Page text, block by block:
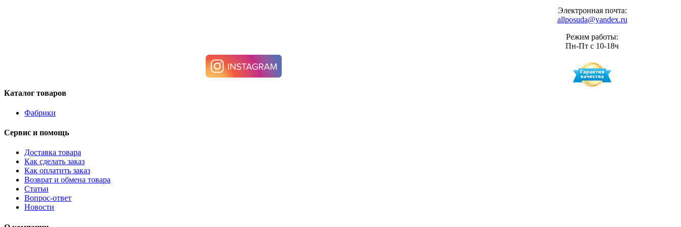
Электронная почта:
allposuda@yandex.ru
Режим работы:
Пн-Пт с 10-18ч
Каталог товаров
Фабрики
Сервис и помощь
Доставка товара
Как сделать заказ
Как оплатить заказ
Возврат и обмена товара
Статьи
Вопрос-ответ
Новости